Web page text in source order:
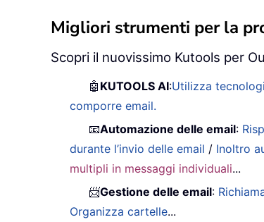
Migliori strumenti per la
Scopri il nuovissimo Kutools per
🤖 KUTOOLS AI:Utilizza
comporre email.
📧Automazione delle email:
durante l’invio delle email / Inoltro
multipli in messaggi individuali...
📨Gestione delle email:
Organizza cartelle...